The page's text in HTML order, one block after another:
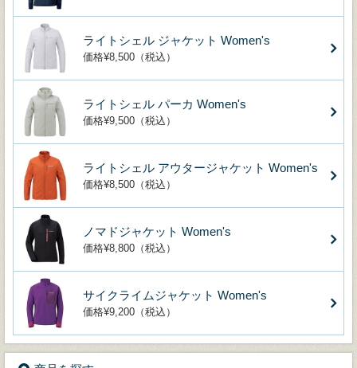
ライトシェル ジャケット Women's
価格¥8,500（税込）
ライトシェル パーカ Women's
価格¥9,500（税込）
ライトシェル アウタージャケット Women's
価格¥8,500（税込）
ノマドジャケット Women's
価格¥8,800（税込）
サイクライムジャケット Women's
価格¥9,200（税込）